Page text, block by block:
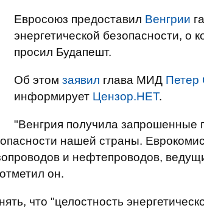
Евросоюз предоставил Венгрии
энергетической безопасности, о
просил Будапешт.
Об этом заявил глава МИД Петер
информирует Цензор.НЕТ.
"Венгрия получила запрошенные
нашей страны.
и нефтепроводов,
он.
что "целостность